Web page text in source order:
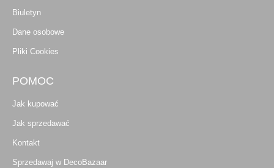
Biuletyn
Dane osobowe
Pliki Cookies
POMOC
Jak kupować
Jak sprzedawać
Kontakt
Sprzedawaj w DecoBazaar